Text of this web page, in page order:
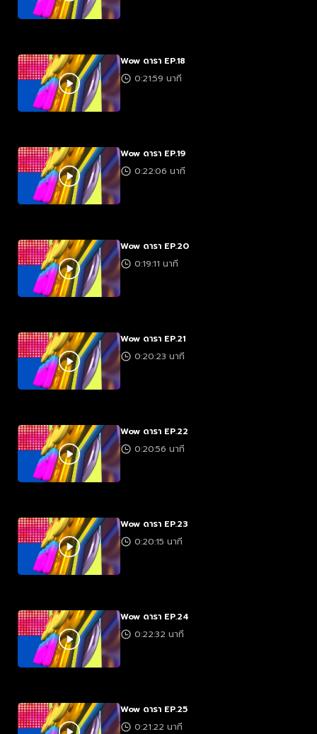
Wow ดารา EP.18
0:21:59 นาที
Wow ดารา EP.19
0:22:06 นาที
Wow ดารา EP.20
0:19:11 นาที
Wow ดารา EP.21
0:20:23 นาที
Wow ดารา EP.22
0:20:56 นาที
Wow ดารา EP.23
0:20:15 นาที
Wow ดารา EP.24
0:22:32 นาที
Wow ดารา EP.25
0:21:22 นาที